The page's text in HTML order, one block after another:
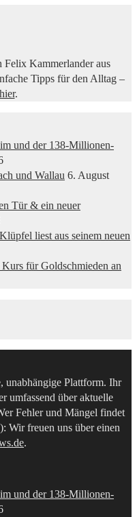
Felix Kammerlander aus
Tipps für den Alltag –
hier.
und der 138-Millionen-
und Wallau 6. August
Tür & ein neuer
liest aus seinem neuen
für Goldschmieden an
unabhängige Plattform. Ihr
umfassend über aktuelle
Fehler und Mängel findet
Wir freuen uns über einen
.
und der 138-Millionen-